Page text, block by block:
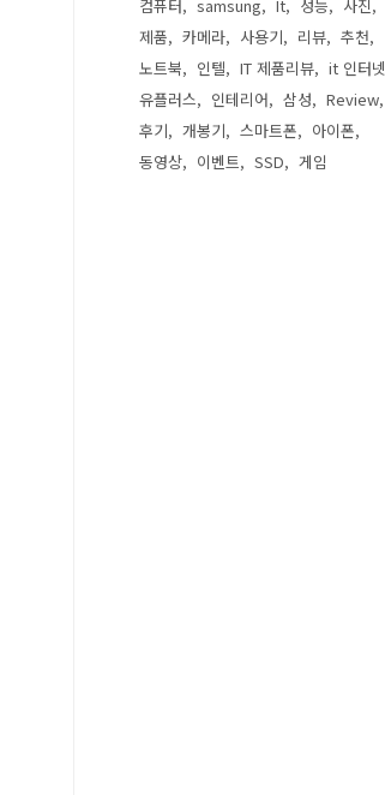
컴퓨터
samsung It 성능
사진
제품
카메라 사용기 리뷰
추천
노트북
인텔 IT 제품리뷰
it 인터넷
유플러스
인테리어 삼성
Review
후기
개봉기 스마트폰
아이폰
동영상
이벤트 SSD 게임